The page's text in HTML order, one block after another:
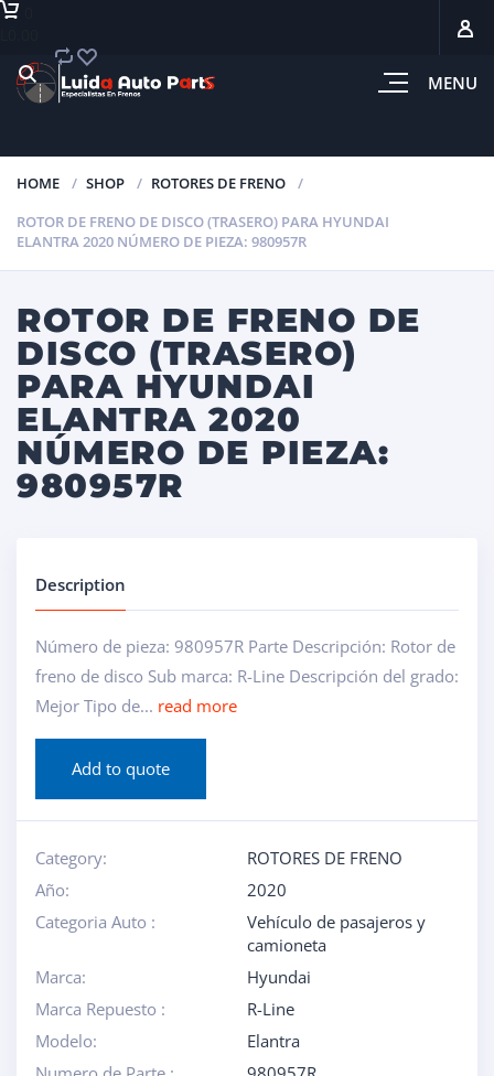
MENU
HOME SHOP
ROTORES DE FRENO
ROTOR DE FRENO DE DISCO (TRASERO) PARA HYUNDAI
ELANTRA 2020 NÚMERO DE PIEZA: 980957R
ROTOR DE FRENO DE
DISCO (TRASERO)
PARA HYUNDAI
ELANTRA 2020
NÚMERO DE PIEZA:
980957R
Description
Número de pieza: 980957R Parte Descripción: Rotor de
freno de disco Sub marca: R-Line Descripción del grado:
Mejor Tipo de... read more
Add to quote
Category:
ROTORES DE FRENO
Año:
2020
Categoria Auto :
Vehículo de pasajeros y
camioneta
Marca:
Hyundai
Marca Repuesto :
R-Line
Modelo:
Elantra